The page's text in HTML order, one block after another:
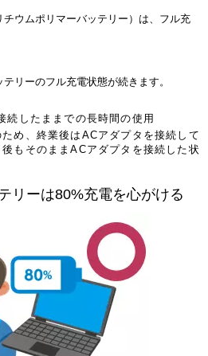
チウムポリマーバッテリー）は、フル充
リーのフル充電状態が続きます。
したままでの長時間の使用
め、終業後はACアダプタを接続して
もそのままACアダプタを接続した状
リーは80%充電を心がける